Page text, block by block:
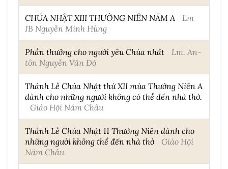
CHÚA NHẬT XIII THƯỜNG NIÊN NĂM A
Lm
JB Nguyễn Minh Hùng
Phần thưởng cho người yêu Chúa nhất
Lm. An-
tôn Nguyễn Văn Độ
Thánh Lễ Chúa Nhật thứ XII mùa Thường Niên A
dành cho những người không có thể đến nhà thờ.
Giáo Hội Năm Châu
Thánh Lễ Chúa Nhật 11 Thường Niên dành cho
những người không thể đến nhà thờ
Giáo Hội
Năm Châu